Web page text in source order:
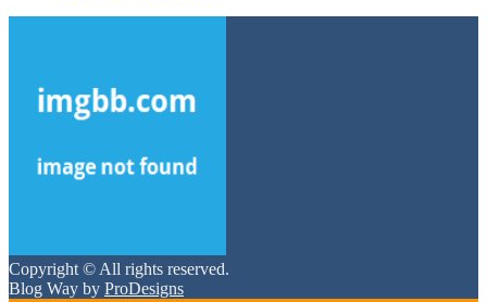
Copyright © All rights reserved.
Blog Way by ProDesigns